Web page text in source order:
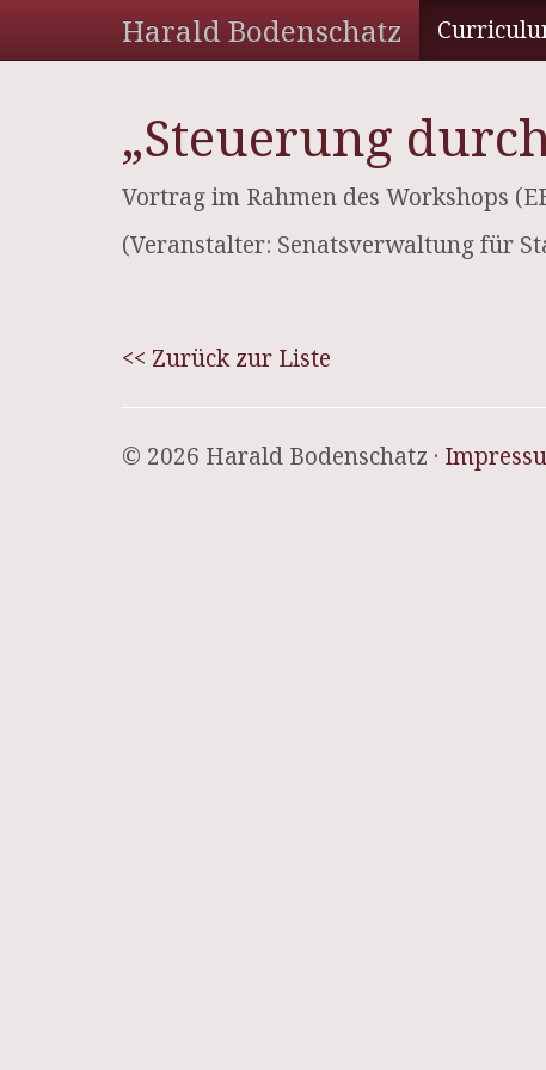
Harald Bodenschatz
„Steuerung
Vortrag im Rahmen des Workshops
(Veranstalter: Senatsverwaltung für
<< Zurück zur Liste
© 2026 Harald Bodenschatz ·